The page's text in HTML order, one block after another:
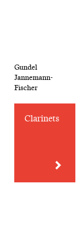
Gundel
Jannemann-
Fischer
Clarinets